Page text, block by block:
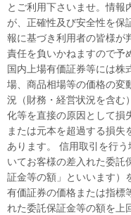
とご利用下さいませ。情報
が、正確性及び安全性を保
報に基づき利用者の皆様が
責任を負いかねますので予
国内上場有価証券等には株
場、商品相場等の価格の変
況（財務・経営状況を含む
化等を直接の原因として損
または元本を超過する損
あります。 信用取引を行
いてお客様の差入れた委託
証金等の額」といいます）
有価証券の価格または指標
れた委託保証金等の額を上